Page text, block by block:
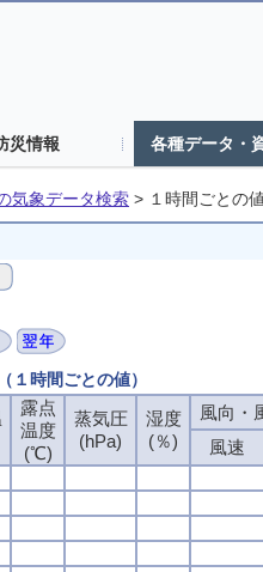
災情報 各種データ・
気象データ検索 > １時間ごとの
時間ごとの値）
露点
温度
(℃)
蒸気圧
(hPa)
湿度
(％)
風向・
風速